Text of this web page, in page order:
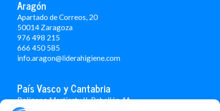
Aragón
Apartado de Correos, 20
50014 Zaragoza
976 498 215
666 450 585
info.aragon@liderahigiene.com
País Vasco y Cantabria
Polígono Martiartu II. Pabellón 4A